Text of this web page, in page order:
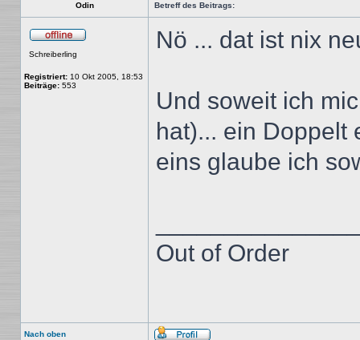
Odin Betreff des Beitrags:
Schreiberling
Registriert: 10 Okt 2005, 18:53
Beiträge: 553
Nö ... dat ist nix
Und soweit ich
hat)... ein Doppelt
eins glaube ich
Out of Order
Nach oben